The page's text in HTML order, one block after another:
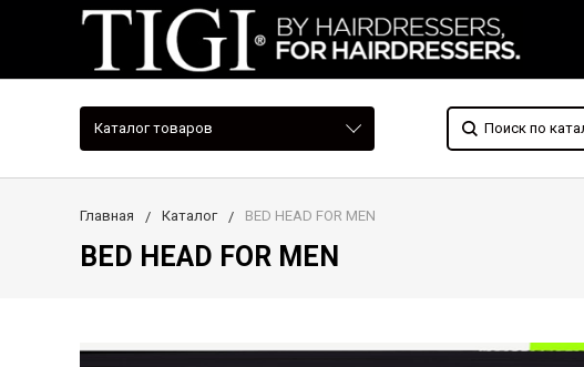
Каталог товаров
Главная Каталог BED HEAD FOR MEN
BED HEAD FOR MEN